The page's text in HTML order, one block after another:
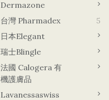
Dermazone
台灣 Pharmadex
5
日本Elegant
瑞士Blingle
法國 Calogera 有
機護膚品
Lavanessaswiss